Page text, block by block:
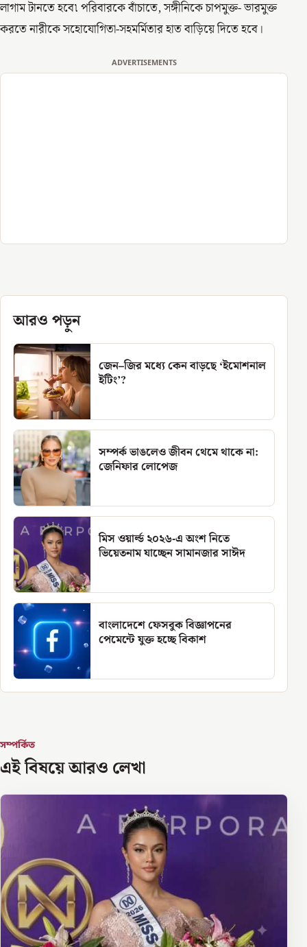
লাগাম টানতে হবে৷ পরিবারকে বাঁচাতে, সঙ্গীনিকে চাপমুক্ত- ভারমুক্ত
করতে নারীকে সহোযোগিতা-সহমর্মিতার হাত বাড়িয়ে দিতে হবে।
ADVERTISEMENTS
আরও পড়ুন
জেন–জির মধ্যে কেন বাড়ছে ‘ইমোশনাল
ইটিং’?
সম্পর্ক ভাঙলেও জীবন থেমে থাকে না:
জেনিফার লোপেজ
মিস ওয়ার্ল্ড ২০২৬-এ অংশ নিতে
ভিয়েতনাম যাচ্ছেন সামানজার সাঈদ
বাংলাদেশে ফেসবুক বিজ্ঞাপনের
পেমেন্টে যুক্ত হচ্ছে বিকাশ
সম্পর্কিত
এই বিষয়ে আরও লেখা